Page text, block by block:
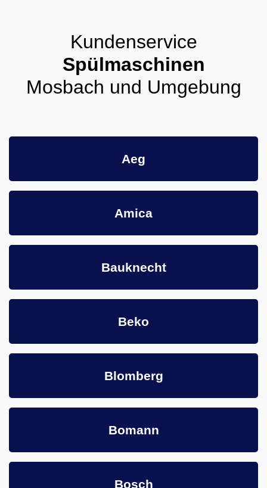
Kundenservice
Spülmaschinen
Mosbach und Umgebung
Aeg
Amica
Bauknecht
Beko
Blomberg
Bomann
Bosch